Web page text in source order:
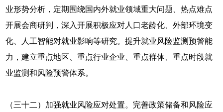
业形势分析，定期围绕国内外就业领域重大问题、热点难点
开展会商研判，深入开展积极应对人口老龄化、外部环境变
化、人工智能对就业影响等研究。提升就业风险监测预警能
力，建立重点地区、重点行业企业、重点群体、重点时段就
业监测和风险预警体系。
（三十二）加强就业风险应对处置。完善政策储备和风险应